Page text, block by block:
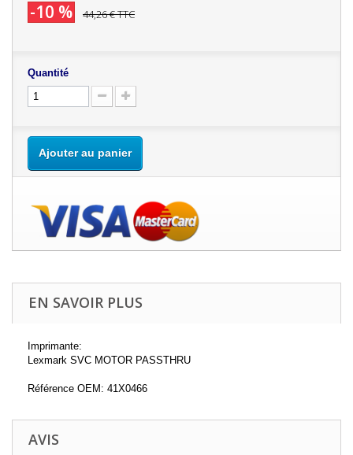
-10 % 44,26 €TTC
Quantité
Ajouter au panier
EN SAVOIR PLUS
Imprimante:
Lexmark SVC MOTOR PASSTHRU
Référence OEM: 41X0466
AVIS